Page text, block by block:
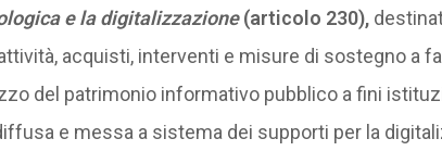
e la digitalizzazione(articolo 230),
acquisti, interventi e misure di sostegno a
del patrimonio informativo pubblico a fini
e messa a sistema dei supporti per la